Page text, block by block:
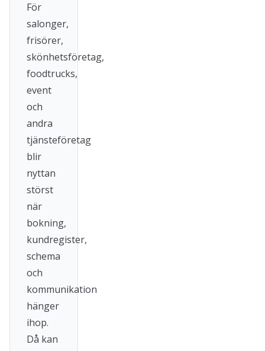
För
salonger,
frisörer,
skönhetsföretag,
foodtrucks,
event
och
andra
tjänsteföretag
blir
nyttan
störst
när
bokning,
kundregister,
schema
och
kommunikation
hänger
ihop.
Då kan